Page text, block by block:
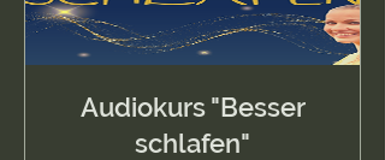
Audiokurs "Besser
schlafen"